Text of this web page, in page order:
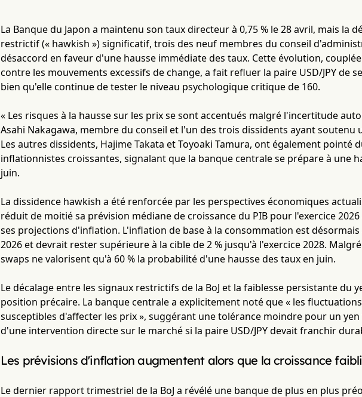
La Banque du Japon a maintenu son taux directeur à 0,75 % le 28 avril, mais la
restrictif (« hawkish ») significatif, trois des neuf membres du conseil
désaccord en faveur d'une hausse immédiate des taux. Cette évolution,
contre les mouvements excessifs de change, a fait refluer la paire USD/JPY de
bien qu'elle continue de tester le niveau psychologique critique de 160.
« Les risques à la hausse sur les prix se sont accentués malgré l'incertitude
Asahi Nakagawa, membre du conseil et l'un des trois dissidents ayant soutenu
Les autres dissidents, Hajime Takata et Toyoaki Tamura, ont également pointé
inflationnistes croissantes, signalant que la banque centrale se prépare à une
juin.
La dissidence hawkish a été renforcée par les perspectives économiques
réduit de moitié sa prévision médiane de croissance du PIB pour l'exercice
ses projections d'inflation. L'inflation de base à la consommation est
2026 et devrait rester supérieure à la cible de 2 % jusqu'à l'exercice 2028.
swaps ne valorisent qu'à 60 % la probabilité d'une hausse des taux en juin.
Le décalage entre les signaux restrictifs de la BoJ et la faiblesse persistante du
position précaire. La banque centrale a explicitement noté que « les
susceptibles d'affecter les prix », suggérant une tolérance moindre pour un
d'une intervention directe sur le marché si la paire USD/JPY devait franchir
Les prévisions d'inflation augmentent alors que la croissance
Le dernier rapport trimestriel de la BoJ a révélé une banque de plus en plus